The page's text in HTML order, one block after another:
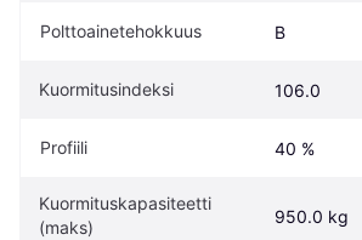
Polttoainetehokkuus B
Kuormitusindeksi 106.0
Profiili 40 %
Kuormituskapasiteetti
(maks)
950.0 kg